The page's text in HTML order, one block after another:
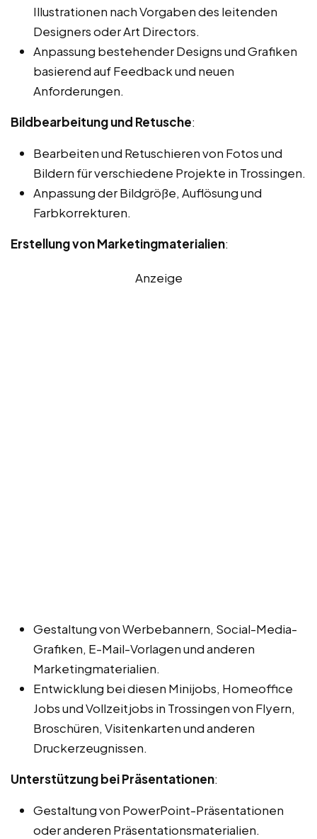
Illustrationen nach Vorgaben des leitenden
Designers oder Art Directors.
Anpassung bestehender Designs und Grafiken
basierend auf Feedback und neuen
Anforderungen.
Bildbearbeitung und Retusche:
Bearbeiten und Retuschieren von Fotos und
Bildern für verschiedene Projekte in Trossingen.
Anpassung der Bildgröße, Auflösung und
Farbkorrekturen.
Erstellung von Marketingmaterialien:
Anzeige
Gestaltung von Werbebannern, Social-Media-
Grafiken, E-Mail-Vorlagen und anderen
Marketingmaterialien.
Entwicklung bei diesen Minijobs, Homeoffice
Jobs und Vollzeitjobs in Trossingen von Flyern,
Broschüren, Visitenkarten und anderen
Druckerzeugnissen.
Unterstützung bei Präsentationen:
Gestaltung von PowerPoint-Präsentationen
oder anderen Präsentationsmaterialien.